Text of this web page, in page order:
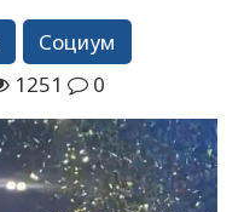
Социум
1251 0